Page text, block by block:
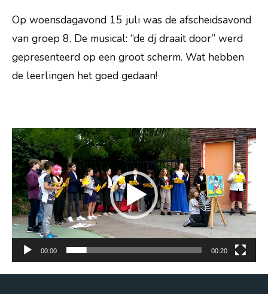
openbaar dalton onderwijs in Baarn
Onze school
Praktische info
Vragen?
Op woensdagavond 15 juli was de afscheidsavond
van groep 8. De musical: “de dj draait door” werd
gepresenteerd op een groot scherm. Wat hebben
de leerlingen het goed gedaan!
Videospeler
00:00 00:20